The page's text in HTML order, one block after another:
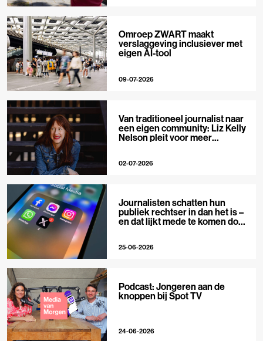
Omroep ZWART maakt
verslaggeving inclusiever met
eigen AI-tool
09-07-2026
Van traditioneel journalist naar
een eigen community: Liz Kelly
Nelson pleit voor meer
02-07-2026
Journalisten schatten hun
publiek rechtser in dan het is –
en dat lijkt mede te komen door
25-06-2026
Podcast: Jongeren aan de
knoppen bij Spot TV
24-06-2026